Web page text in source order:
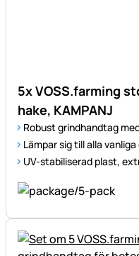
5x VOSS.farming
hake, KAMPANJ
Robust grindhandtag
Lämpar sig till alla
UV-stabiliserad plast,